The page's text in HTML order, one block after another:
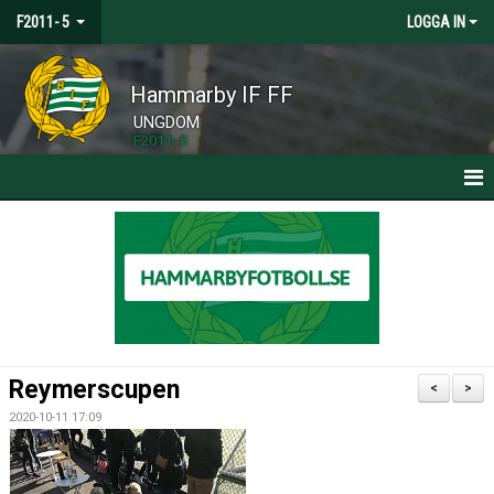
F2011- 5 LOGGA IN
Hammarby IF FF
UNGDOM
F2011- 5
BILDGALLERI
DOKUMENT
>
<
Reymerscupen
2020-10-11 17:09